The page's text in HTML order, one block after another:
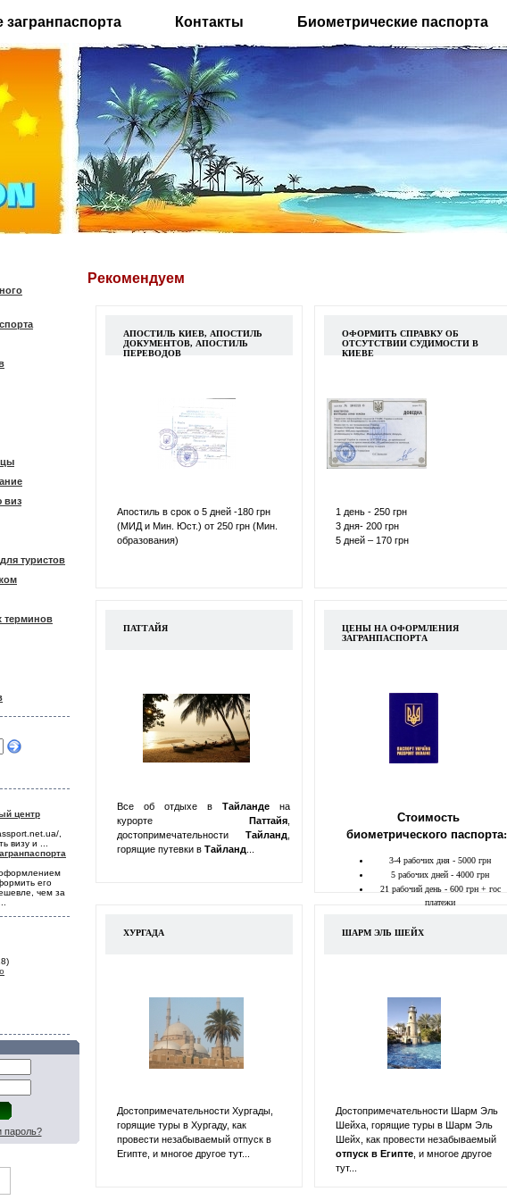
Контакты Биометрические паспорта
виз
туристов
терминов
центр
,
визу и ...
оформлением
его
чем за
пароль?
Рекомендуем
АПОСТИЛЬ КИЕВ, АПОСТИЛЬ
ДОКУМЕНТОВ, АПОСТИЛЬ
ПЕРЕВОДОВ
Апостиль в срок о 5 дней -180 грн
(МИД и Мин. Юст.) от 250 грн (Мин.
образования)
ОФОРМИТЬ СПРАВКУ ОБ
ОТСУТСТВИИ СУДИМОСТИ В
КИЕВЕ
1 день - 250 грн
3 дня- 200 грн
5 дней – 170 грн
ПАТТАЙЯ
Все об отдыхе в Тайланде на
курорте Паттайя
достопримечательности Тайланд
горящие путевки в Тайланд
ЦЕНЫ НА ОФОРМЛЕНИЯ
ЗАГРАНПАСПОРТА
Стоимость
биометрического паспорта:
3-4 рабочих дня - 5000 грн
5 рабочих дней - 4000 грн
21 рабочий день - 600 грн + гос
платежи
ХУРГАДА
Достопримечательности Хургады,
горящие туры в Хургаду, как
провести незабываемый отпуск в
Египте, и многое другое тут...
ШАРМ ЭЛЬ ШЕЙХ
Достопримечательности Шарм Эль
Шейха, горящие туры в Шарм Эль
Шейх, как провести незабываемый
отпуск в Египте , и многое другое
тут...